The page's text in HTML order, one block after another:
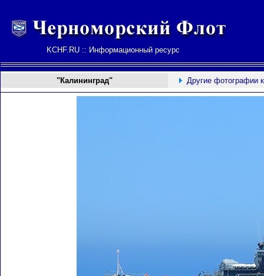
KCHF.RU :: Информационный ресурс
"Калининград" Другие фотографии